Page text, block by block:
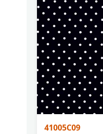
41005C09